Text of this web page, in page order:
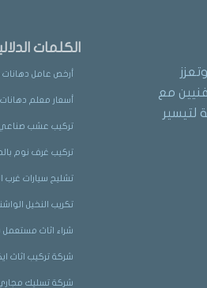
مع
لتيسير
الكلمات
أرخص عامل
أسعار معلم
تركيب عشب
تركيب غرف نوم
تشليح سيارات غرب
تكريب النخيل
شراء اثاث مستعمل
شركة تركيب اثاث
شركة تسليك مجاري